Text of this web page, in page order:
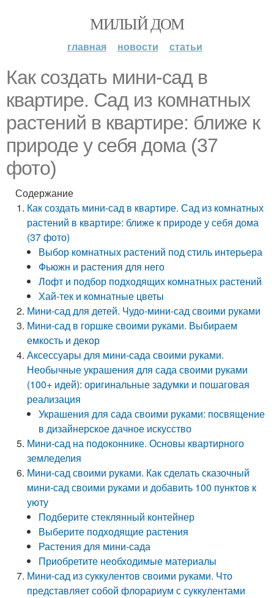
МИЛЫЙ ДОМ
главная новости статьи
Как создать мини-сад в
квартире. Сад из комнатных
растений в квартире: ближе к
природе у себя дома (37
фото)
Содержание
Как создать мини-сад в квартире. Сад из комнатных
растений в квартире: ближе к природе у себя дома
(37 фото)
Выбор комнатных растений под стиль интерьера
Фьюжн и растения для него
Лофт и подбор подходящих комнатных растений
Хай-тек и комнатные цветы
Мини-сад для детей. Чудо-мини-сад своими руками
Мини-сад в горшке своими руками. Выбираем
емкость и декор
Аксессуары для мини-сада своими руками.
Необычные украшения для сада своими руками
(100+ идей): оригинальные задумки и пошаговая
реализация
Украшения для сада своими руками: посвящение
в дизайнерское дачное искусство
Мини-сад на подоконнике. Основы квартирного
земледелия
Мини-сад своими руками. Как сделать сказочный
мини-сад своими руками и добавить 100 пунктов к
уюту
Подберите стеклянный контейнер
Выберите подходящие растения
Растения для мини-сада
Приобретите необходимые материалы
Мини-сад из суккулентов своими руками. Что
представляет собой флорариум с суккулентами